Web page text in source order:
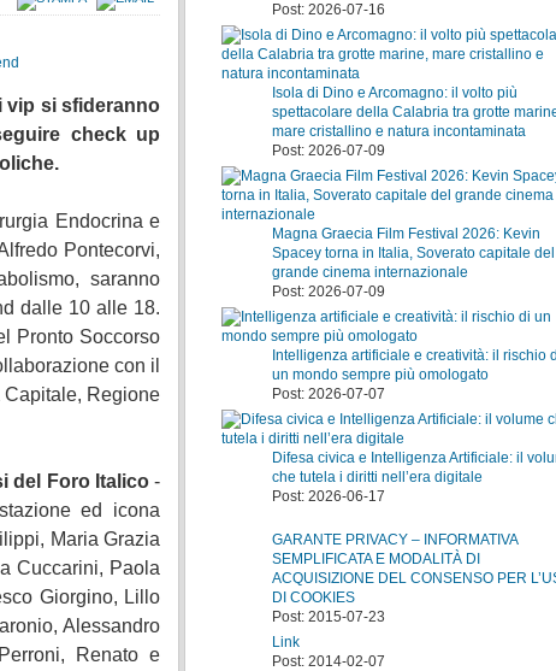
vip si sfideranno
check up
Endocrina e
Pontecorvi,
saranno
dalle 10 alle 18.
Pronto Soccorso
con il
Regione
del Foro Italico-
ed icona
Maria Grazia
Cuccarini, Paola
Giorgino, Lillo
Alessandro
Renato e
Post: 2026-07-16
Isola di Dino e Arcomagno: il volto più
spettacolare della Calabria tra grotte
mare cristallino e natura incontaminata
Post: 2026-07-09
Magna Graecia Film Festival 2026: Kevin
Spacey torna in Italia, Soverato capitale del
grande cinema internazionale
Post: 2026-07-09
Intelligenza artificiale e creatività: il rischio
un mondo sempre più omologato
Post: 2026-07-07
Difesa civica e Intelligenza Artificiale: il
che tutela i diritti nell’era digitale
Post: 2026-06-17
GARANTE PRIVACY – INFORMATIVA
SEMPLIFICATA E MODALITÀ DI
ACQUISIZIONE DEL CONSENSO PER
DI COOKIES
Post: 2015-07-23
Link
Post: 2014-02-07